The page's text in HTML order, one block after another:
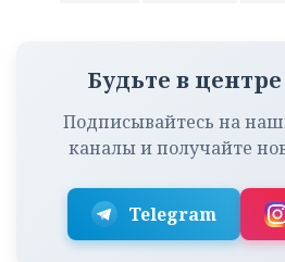
Будьте в
Подписывайтесь на
каналы и получайте
Telegram